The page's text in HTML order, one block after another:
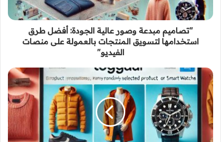
"تصاميم مبدعة وصور عالية الجودة: أفضل طرق
استخدامها لتسويق المنتجات بالعمولة على منصات
الفيديو"